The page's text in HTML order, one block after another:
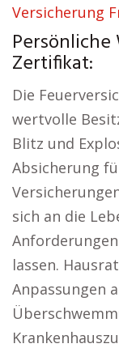
Versicherung
Zertifikat:
Die
wertvolle
Blitz und
Absicherung
sich an die
lassen.
Anpassungen